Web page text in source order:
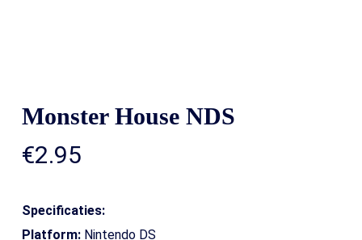
Monster House NDS
€2.95
Specificaties:
Platform:Nintendo DS